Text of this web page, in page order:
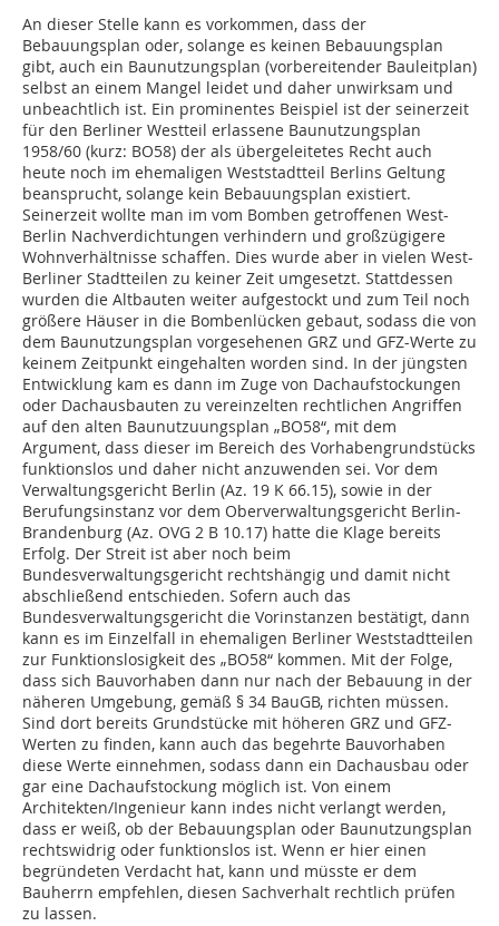
An dieser Stelle kann es vorkommen, dass der
Bebauungsplan oder, solange es keinen Bebauungsplan
gibt, auch ein Baunutzungsplan (vorbereitender Bauleitplan)
selbst an einem Mangel leidet und daher unwirksam und
unbeachtlich ist. Ein prominentes Beispiel ist der seinerzeit
für den Berliner Westteil erlassene Baunutzungsplan
1958/60 (kurz: BO58) der als übergeleitetes Recht auch
heute noch im ehemaligen Weststadtteil Berlins Geltung
beansprucht, solange kein Bebauungsplan existiert.
Seinerzeit wollte man im vom Bomben getroffenen West-
Berlin Nachverdichtungen verhindern und großzügigere
Wohnverhältnisse schaffen. Dies wurde aber in vielen West-
Berliner Stadtteilen zu keiner Zeit umgesetzt. Stattdessen
wurden die Altbauten weiter aufgestockt und zum Teil noch
größere Häuser in die Bombenlücken gebaut, sodass die von
dem Baunutzungsplan vorgesehenen GRZ und GFZ-Werte zu
keinem Zeitpunkt eingehalten worden sind. In der jüngsten
Entwicklung kam es dann im Zuge von Dachaufstockungen
oder Dachausbauten zu vereinzelten rechtlichen Angriffen
auf den alten Baunutzuungsplan „BO58“, mit dem
Argument, dass dieser im Bereich des Vorhabengrundstücks
funktionslos und daher nicht anzuwenden sei. Vor dem
Verwaltungsgericht Berlin (Az. 19 K 66.15), sowie in der
Berufungsinstanz vor dem Oberverwaltungsgericht Berlin-
Brandenburg (Az. OVG 2 B 10.17) hatte die Klage bereits
Erfolg. Der Streit ist aber noch beim
Bundesverwaltungsgericht rechtshängig und damit nicht
abschließend entschieden. Sofern auch das
Bundesverwaltungsgericht die Vorinstanzen bestätigt, dann
kann es im Einzelfall in ehemaligen Berliner Weststadtteilen
zur Funktionslosigkeit des „BO58“ kommen. Mit der Folge,
dass sich Bauvorhaben dann nur nach der Bebauung in der
näheren Umgebung, gemäß § 34 BauGB, richten müssen.
Sind dort bereits Grundstücke mit höheren GRZ und GFZ-
Werten zu finden, kann auch das begehrte Bauvorhaben
diese Werte einnehmen, sodass dann ein Dachausbau oder
gar eine Dachaufstockung möglich ist. Von einem
Architekten/Ingenieur kann indes nicht verlangt werden,
dass er weiß, ob der Bebauungsplan oder Baunutzungsplan
rechtswidrig oder funktionslos ist. Wenn er hier einen
begründeten Verdacht hat, kann und müsste er dem
Bauherrn empfehlen, diesen Sachverhalt rechtlich prüfen
zu lassen.